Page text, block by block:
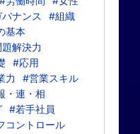
ナンス
#組織
基本
解決力
#応用
力
#営業スキル
・連・相
#若手社員
コントロール